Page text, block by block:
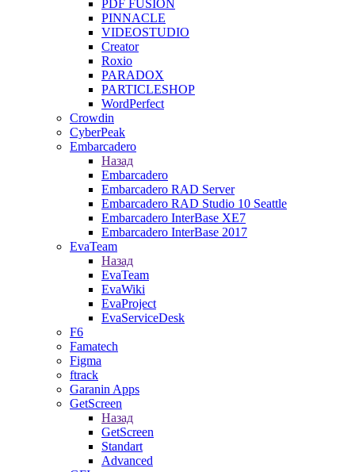
PDF FUSION
PINNACLE
VIDEOSTUDIO
Creator
Roxio
PARADOX
PARTICLESHOP
WordPerfect
Crowdin
CyberPeak
Embarcadero
Назад
Embarcadero
Embarcadero RAD Server
Embarcadero RAD Studio 10 Seattle
Embarcadero InterBase XE7
Embarcadero InterBase 2017
EvaTeam
Назад
EvaTeam
EvaWiki
EvaProject
EvaServiceDesk
F6
Famatech
Figma
ftrack
Garanin Apps
GetScreen
Назад
GetScreen
Standart
Advanced